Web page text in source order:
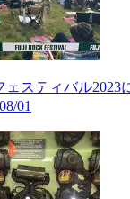
ェスティバル2023
01